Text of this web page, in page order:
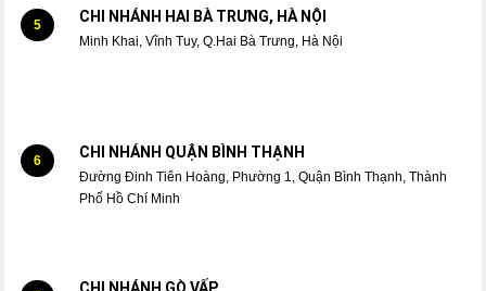
5 CHI NHÁNH HAI BÀ TRƯNG, HÀ NỘI
Minh Khai, Vĩnh Tuy, Q.Hai Bà Trưng, Hà Nội
6 CHI NHÁNH QUẬN BÌNH THẠNH
Đường Đinh Tiên Hoàng, Phường 1, Quận Bình Thạnh, Thành
Phố Hồ Chí Minh
CHI NHÁNH GÒ VẤP